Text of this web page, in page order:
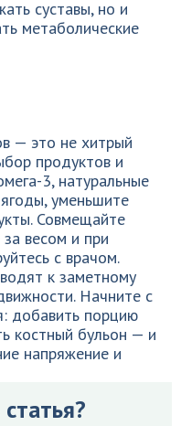
суставы, но и
метаболические
— это не хитрый
продуктов и
3, натуральные
уменьшите
Совмещайте
весом и при
с врачом.
к заметному
Начните с
добавить порцию
костный бульон — и
напряжение и